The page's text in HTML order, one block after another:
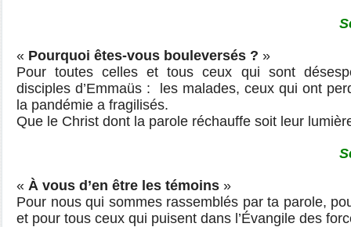
« Pourquoi êtes-vous bouleversés ? »
Pour toutes celles et tous ceux qui sont
disciples d’Emmaüs : les malades, ceux qui ont
la pandémie a fragilisés.
Que le Christ dont la parole réchauffe soit leur
« À vous d’en être les témoins »
Pour nous qui sommes rassemblés par ta parole,
et pour tous ceux qui puisent dans l’Évangile des